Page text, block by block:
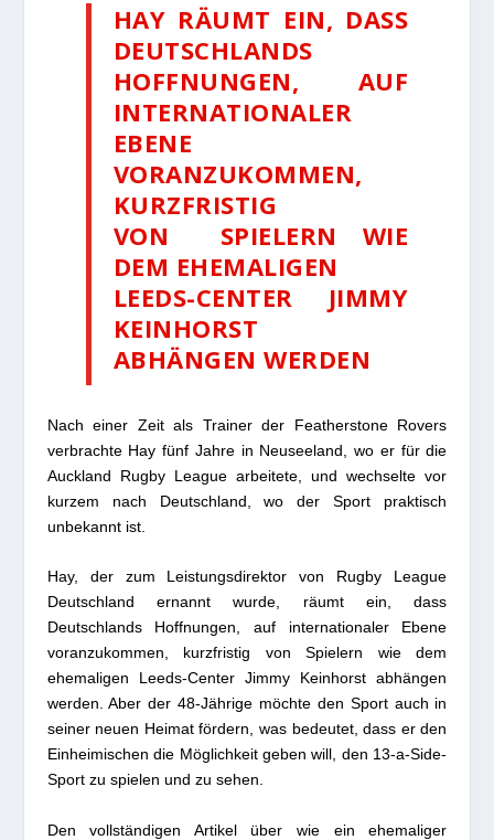
HAY RÄUMT EIN, DASS
DEUTSCHLANDS
HOFFNUNGEN, AUF
INTERNATIONALER
EBENE
VORANZUKOMMEN,
KURZFRISTIG
VON SPIELERN WIE
DEM EHEMALIGEN
LEEDS-CENTER JIMMY
KEINHORST
ABHÄNGEN WERDEN
Nach einer Zeit als Trainer der Featherstone Rovers
verbrachte Hay fünf Jahre in Neuseeland, wo er für die
Auckland Rugby League arbeitete, und wechselte vor
kurzem nach Deutschland, wo der Sport praktisch
unbekannt ist.
Hay, der zum Leistungsdirektor von Rugby League
Deutschland ernannt wurde, räumt ein, dass
Deutschlands Hoffnungen, auf internationaler Ebene
voranzukommen, kurzfristig von Spielern wie dem
ehemaligen Leeds-Center Jimmy Keinhorst abhängen
werden. Aber der 48-Jährige möchte den Sport auch in
seiner neuen Heimat fördern, was bedeutet, dass er den
Einheimischen die Möglichkeit geben will, den 13-a-Side-
Sport zu spielen und zu sehen.
Den vollständigen Artikel über wie ein ehemaliger